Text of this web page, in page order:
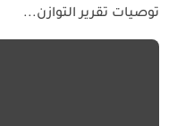
توصيات تقرير التوازن...